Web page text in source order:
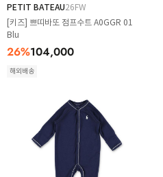
PETIT BATEAU26FW
[키즈] 쁘띠바또 점프수트 A0GGR 01
Blu
26%104,000
해외배송